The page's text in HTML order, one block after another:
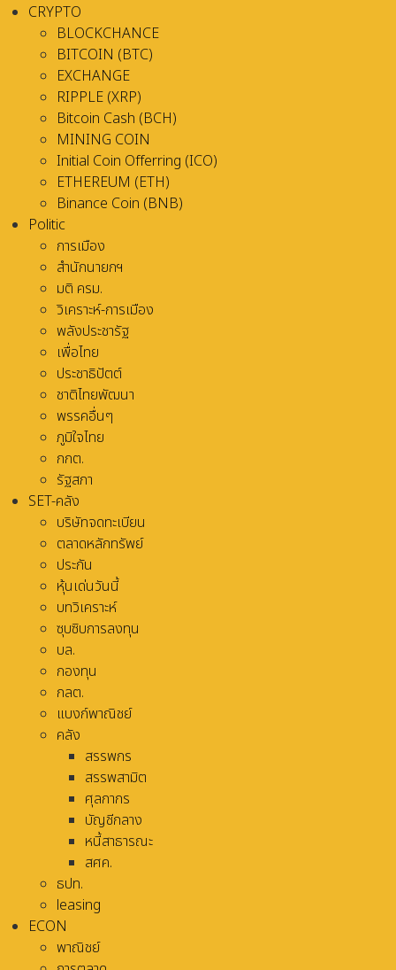
CRYPTO
BLOCKCHANCE
BITCOIN (BTC)
EXCHANGE
RIPPLE (XRP)
Bitcoin Cash (BCH)
MINING COIN
Initial Coin Offerring (ICO)
ETHEREUM (ETH)
Binance Coin (BNB)
Politic
การเมือง
สำนักนายกฯ
มติ ครม.
วิเคราะห์-การเมือง
พลังประชารัฐ
เพื่อไทย
ประชาธิปัตต์
ชาติไทยพัฒนา
พรรคอื่นๆ
ภูมิใจไทย
กกต.
รัฐสภา
SET-คลัง
บริษัทจดทะเบียน
ตลาดหลักทรัพย์
ประกัน
หุ้นเด่นวันนี้
บทวิเคราะห์
ซุบซิบการลงทุน
บล.
กองทุน
กลต.
แบงก์พาณิชย์
คลัง
สรรพกร
สรรพสามิต
ศุลกากร
บัญชีกลาง
หนี้สาธารณะ
สศค.
ธปท.
leasing
ECON
พาณิชย์